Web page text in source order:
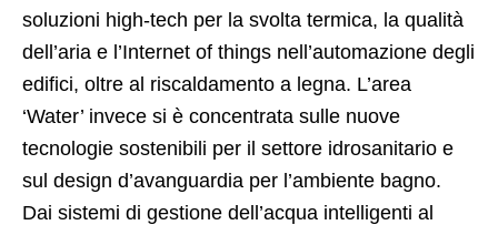
soluzioni high-tech per la svolta termica, la qualità
dell’aria e l’Internet of things nell’automazione degli
edifici, oltre al riscaldamento a legna. L’area
‘Water’ invece si è concentrata sulle nuove
tecnologie sostenibili per il settore idrosanitario e
sul design d’avanguardia per l’ambiente bagno.
Dai sistemi di gestione dell’acqua intelligenti al